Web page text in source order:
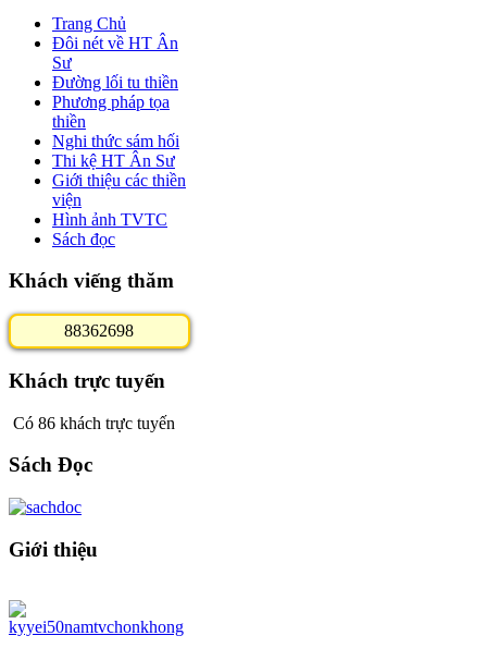
Trang Chủ
Đôi nét về HT Ân
Sư
Đường lối tu thiền
Phương pháp tọa
thiền
Nghi thức sám hối
Thi kệ HT Ân Sư
Giới thiệu các thiền
viện
Hình ảnh TVTC
Sách đọc
Khách viếng thăm
88362698
Khách trực tuyến
Có 86 khách trực tuyến
Sách Đọc
Giới thiệu